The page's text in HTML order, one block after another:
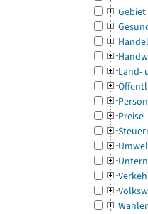
Gebiet
Land-
Preise